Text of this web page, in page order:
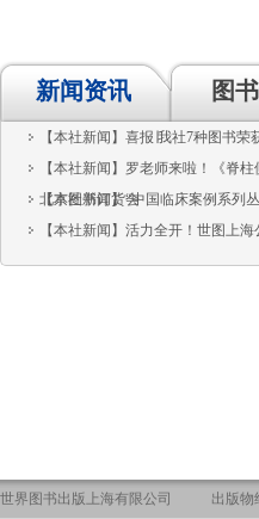
新闻资讯 图
【本社新闻】喜报∣我社7种图书荣
【本社新闻】罗老师来啦！《脊
北京图书订货会
【本社新闻】“中国临床案例系列
【本社新闻】活力全开！世图上
世界图书出版上海有限公司 出版物